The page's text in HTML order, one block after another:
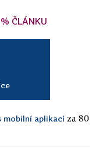
ČLÁNKU
mobilní aplikací za 80